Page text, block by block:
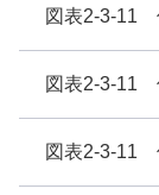
図表2-3-11
図表2-3-11
図表2-3-11